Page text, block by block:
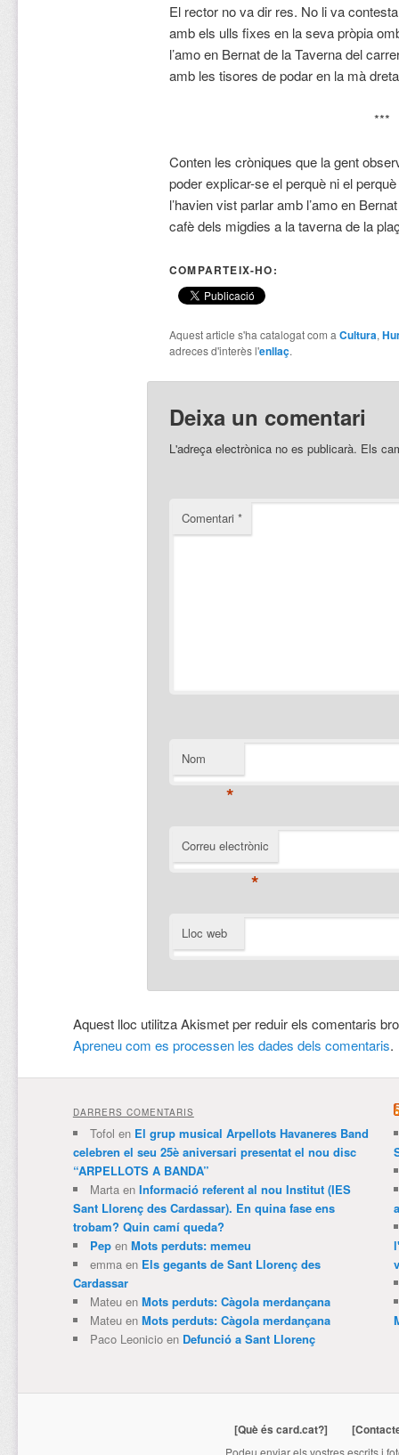
El rector no va dir res. No li va
amb els ulls fixes en la seva pròpia
l’amo en Bernat de la Taverna del
amb les tisores de podar en la mà
***
Conten les cròniques que la gent
poder explicar-se el perquè ni el
l’havien vist parlar amb l’amo en
cafè dels migdies a la taverna de la
COMPARTEIX-HO:
Aquest article s'ha catalogat com a Cultura,
adreces d'interès l'enllaç.
Deixa un comentari
L'adreça electrònica no es publicarà. Els
Comentari *
Nom
*
Correu electrònic
*
Lloc web
Aquest lloc utilitza Akismet per reduir els comentaris
Apreneu com es processen les dades dels comentaris.
DARRERS COMENTARIS
Tofol en El grup musical Arpellots Havaneres Band
celebren el seu 25è aniversari presentat el nou disc
“ARPELLOTS A BANDA”
Martaen Informació referent al nou Institut (IES
Sant Llorenç des Cardassar). En quina fase ens
trobam? Quin camí queda?
Pepen Mots perduts: memeu
emmaen Els gegants de Sant Llorenç des
Cardassar
Mateuen Mots perduts: Càgola merdançana
Mateuen Mots perduts: Càgola merdançana
Paco Leonicioen Defunció a Sant Llorenç
[Què és card.cat?]
Podeu enviar els vostres escrits i